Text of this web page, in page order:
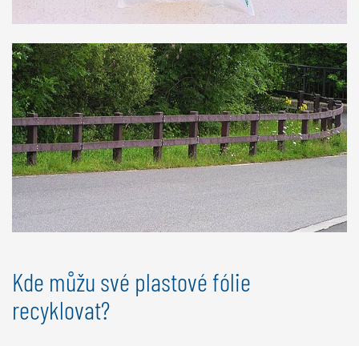
Kde můžu své plastové fólie
recyklovat?